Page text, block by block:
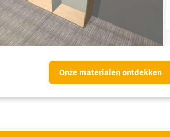
Onze materialen ontdekken